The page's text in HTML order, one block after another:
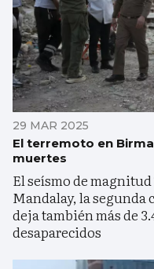
29 MAR 2025
El terremoto en
muertes
El seísmo de magnitud
Mandalay, la segunda
deja también más de
desaparecidos